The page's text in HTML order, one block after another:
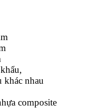
khác nhau
composite